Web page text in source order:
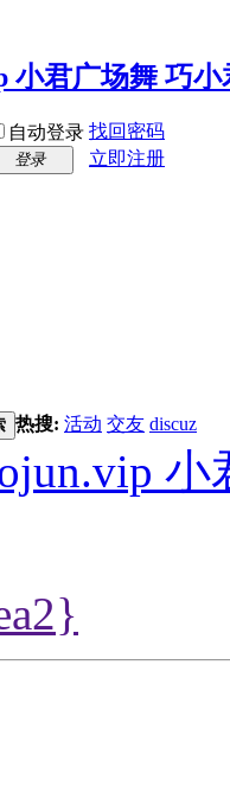
自动登录 找回密码
登录
立即注册
热搜: 活动 交友 discuz